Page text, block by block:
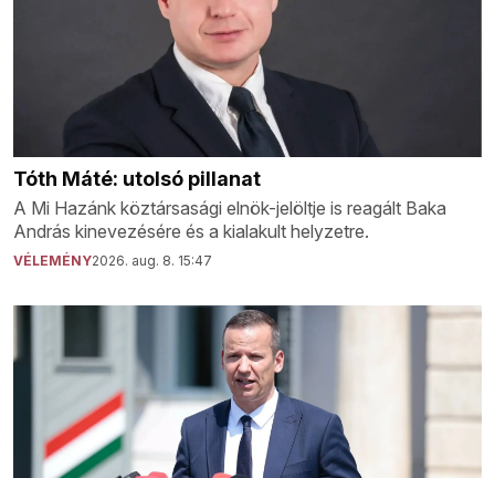
Tóth Máté: utolsó pillanat
A Mi Hazánk köztársasági elnök-jelöltje is reagált Baka
András kinevezésére és a kialakult helyzetre.
VÉLEMÉNY2026. aug. 8. 15:47